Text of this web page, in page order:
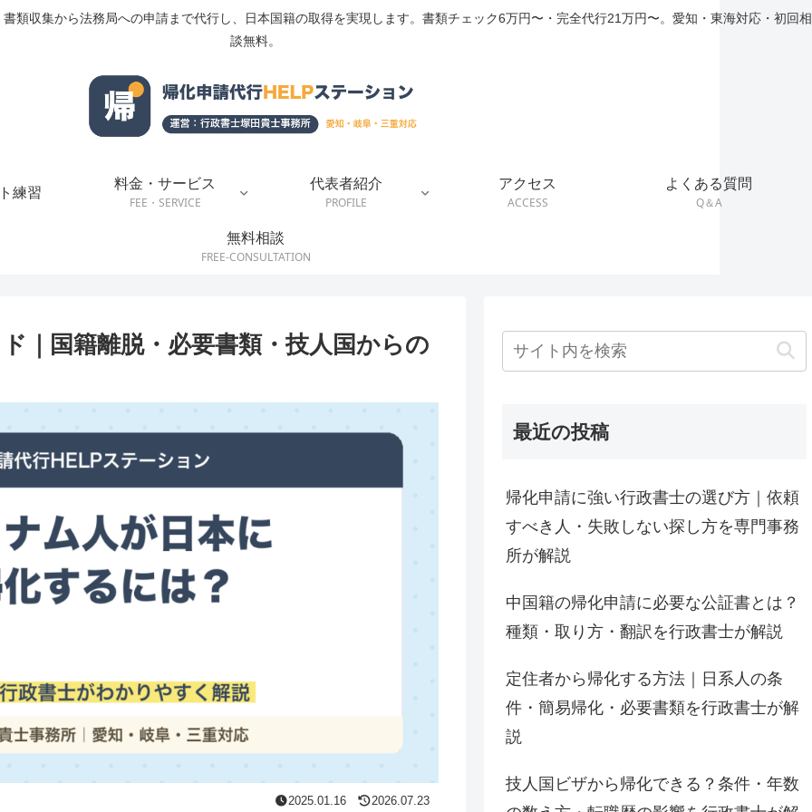
類収集から法務局への申請まで代行し、日本国籍の取得を実現します。書類チェック6万円〜・完全代行21万円〜。愛知・東海対応・初回相
談無料。
練習
料金・サービス
FEE・SERVICE
代表者紹介
PROFILE
アクセス
ACCESS
よくある質問
Q＆A
無料相談
FREE-CONSULTATION
｜国籍離脱・必要書類・技人国からの
2025.01.16 2026.07.23
最近の投稿
帰化申請に強い行政書士の選び方｜依頼
すべき人・失敗しない探し方を専門事務
所が解説
中国籍の帰化申請に必要な公証書とは？
種類・取り方・翻訳を行政書士が解説
定住者から帰化する方法｜日系人の条
件・簡易帰化・必要書類を行政書士が解
説
技人国ビザから帰化できる？条件・年数